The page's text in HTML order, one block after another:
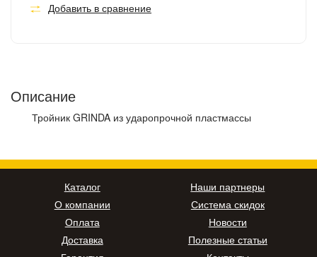
Добавить в сравнение
Описание
Тройник GRINDA из ударопрочной пластмассы
Каталог
О компании
Оплата
Доставка
Наши партнеры
Система скидок
Новости
Полезные статьи